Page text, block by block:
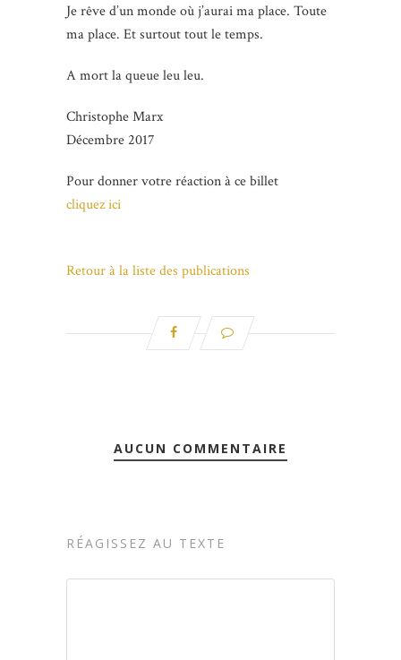
Je rêve d’un monde où j’aurai ma place. Toute
ma place. Et surtout tout le temps.
A mort la queue leu leu.
Christophe Marx
Décembre 2017
Pour donner votre réaction à ce billet
cliquez ici
Retour à la liste des publications
AUCUN COMMENTAIRE
RÉAGISSEZ AU TEXTE